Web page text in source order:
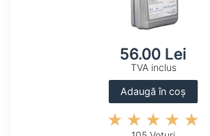
56.00 Lei
TVA inclus
Adaugă în coș